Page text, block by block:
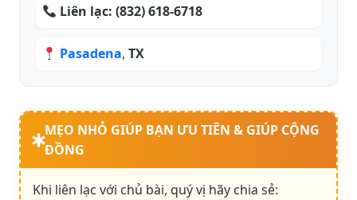
Liên lạc:(832) 618-6718
Pasadena,TX
MẸO NHỎ GIÚP BẠN ƯU TIÊN & GIÚP CỘNG
ĐỒNG
Khi liên lạc với chủ bài, quý vị hãy chia sẻ: